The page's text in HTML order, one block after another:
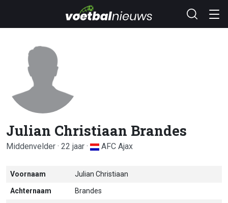
Julian Christiaan Brandes
Middenvelder · 22 jaar · AFC Ajax
Voornaam Julian Christiaan
Achternaam Brandes